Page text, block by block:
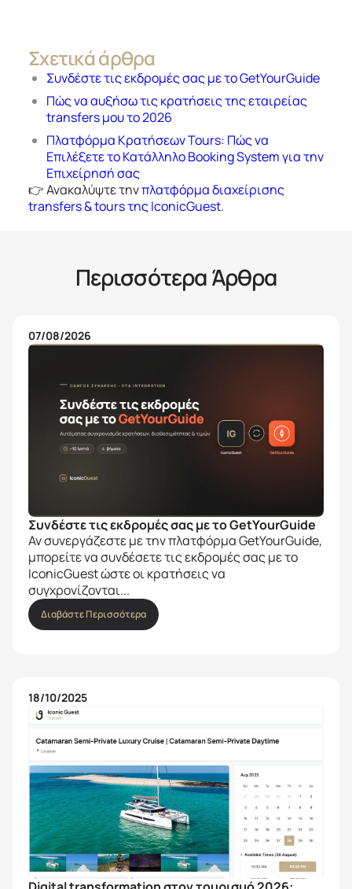
Σχετικά άρθρα
Συνδέστε τις εκδρομές σας με το GetYourGuide
Πώς να αυξήσω τις κρατήσεις της εταιρείας
transfers μου το 2026
Πλατφόρμα Κρατήσεων Tours: Πώς να
Επιλέξετε το Κατάλληλο Booking System για την
Επιχείρησή σας
👉 Ανακαλύψτε τηνπλατφόρμα διαχείρισης
transfers & tours της IconicGuest.
Περισσότερα Άρθρα
07/08/2026
Συνδέστε τις εκδρομές σας με το GetYourGuide
Αν συνεργάζεστε με την πλατφόρμα GetYourGuide,
μπορείτε να συνδέσετε τις εκδρομές σας με το
IconicGuest ώστε οι κρατήσεις να
συγχρονίζονται...
Διαβάστε Περισσότερα
18/10/2025